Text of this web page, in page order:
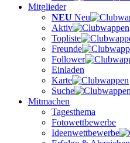
Mitglieder
NEU Neu
Aktiv
Topliste
Freunde
Follower
Einladen
Karte
Suche
Mitmachen
Tagesthema
Fotowettbewerbe
Ideenwettbewerbe